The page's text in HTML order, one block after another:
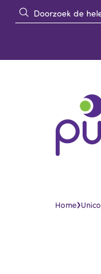
Home›